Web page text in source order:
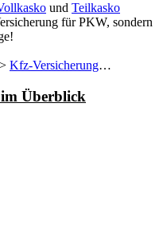
und Teilkasko
für PKW, sondern
Kfz-Versicherung…
Überblick